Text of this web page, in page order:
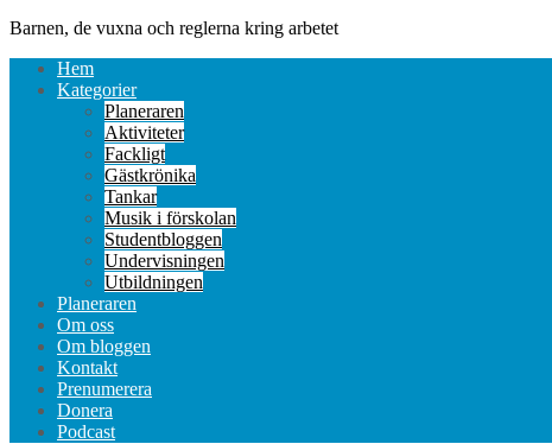
Barnen, de vuxna och reglerna kring arbetet
Hem
Kategorier
Planeraren
Aktiviteter
Fackligt
Gästkrönika
Tankar
Musik i förskolan
Studentbloggen
Undervisningen
Utbildningen
Planeraren
Om oss
Om bloggen
Kontakt
Prenumerera
Donera
Podcast